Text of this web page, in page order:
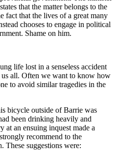
that the matter belongs to the
fact that the lives of a great many
chooses to engage in political
Shame on him.
life lost in a senseless accident
all. Often we want to know how
to avoid similar tragedies in the
bicycle outside of Barrie was
been drinking heavily and
at an ensuing inquest made a
recommend to the
These suggestions were: